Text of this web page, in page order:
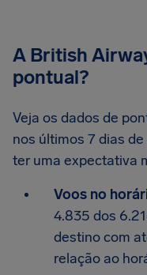
A British
pontual?
Veja os dados de
nos últimos 7 dias
ter uma expectativa
Voos no
4.835 dos
destino com
relação ao